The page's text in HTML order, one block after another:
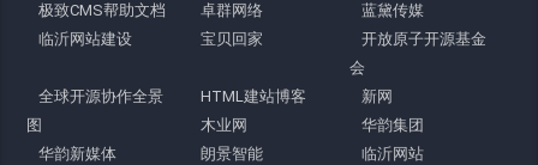
极致CMS帮助文档
卓群网络
蓝黛传媒
临沂网站建设
宝贝回家
开放原子开源基金
会
全球开源协作全景
图
HTML建站博客
新网
木业网
华韵集团
华韵新媒体
朗景智能
临沂网站